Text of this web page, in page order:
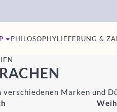
PHILOSOPHYLIEFERUNG &
verschiedenen Marken und